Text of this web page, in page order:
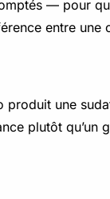
— pour
entre
produit une
plutôt qu’un